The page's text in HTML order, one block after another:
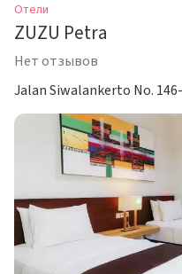
Отели
ZUZU Petra
Нет отзывов